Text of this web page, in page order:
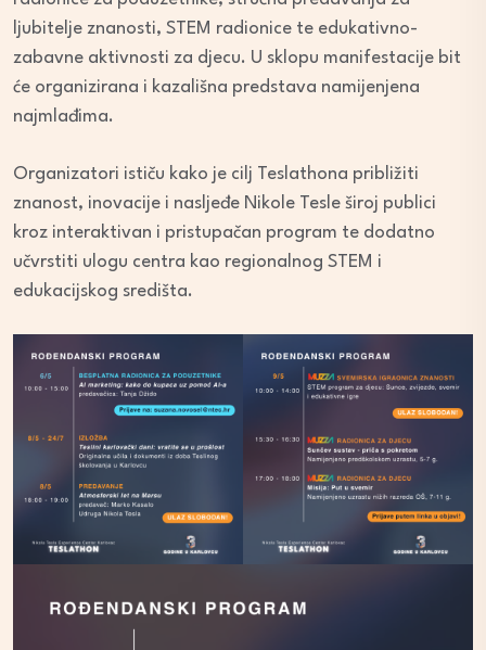
ljubitelje znanosti, STEM radionice te edukativno-
zabavne aktivnosti za djecu. U sklopu manifestacije bit
će organizirana i kazališna predstava namijenjena
najmlađima.
Organizatori ističu kako je cilj Teslathona približiti
znanost, inovacije i nasljeđe Nikole Tesle široj publici
kroz interaktivan i pristupačan program te dodatno
učvrstiti ulogu centra kao regionalnog STEM i
edukacijskog središta.